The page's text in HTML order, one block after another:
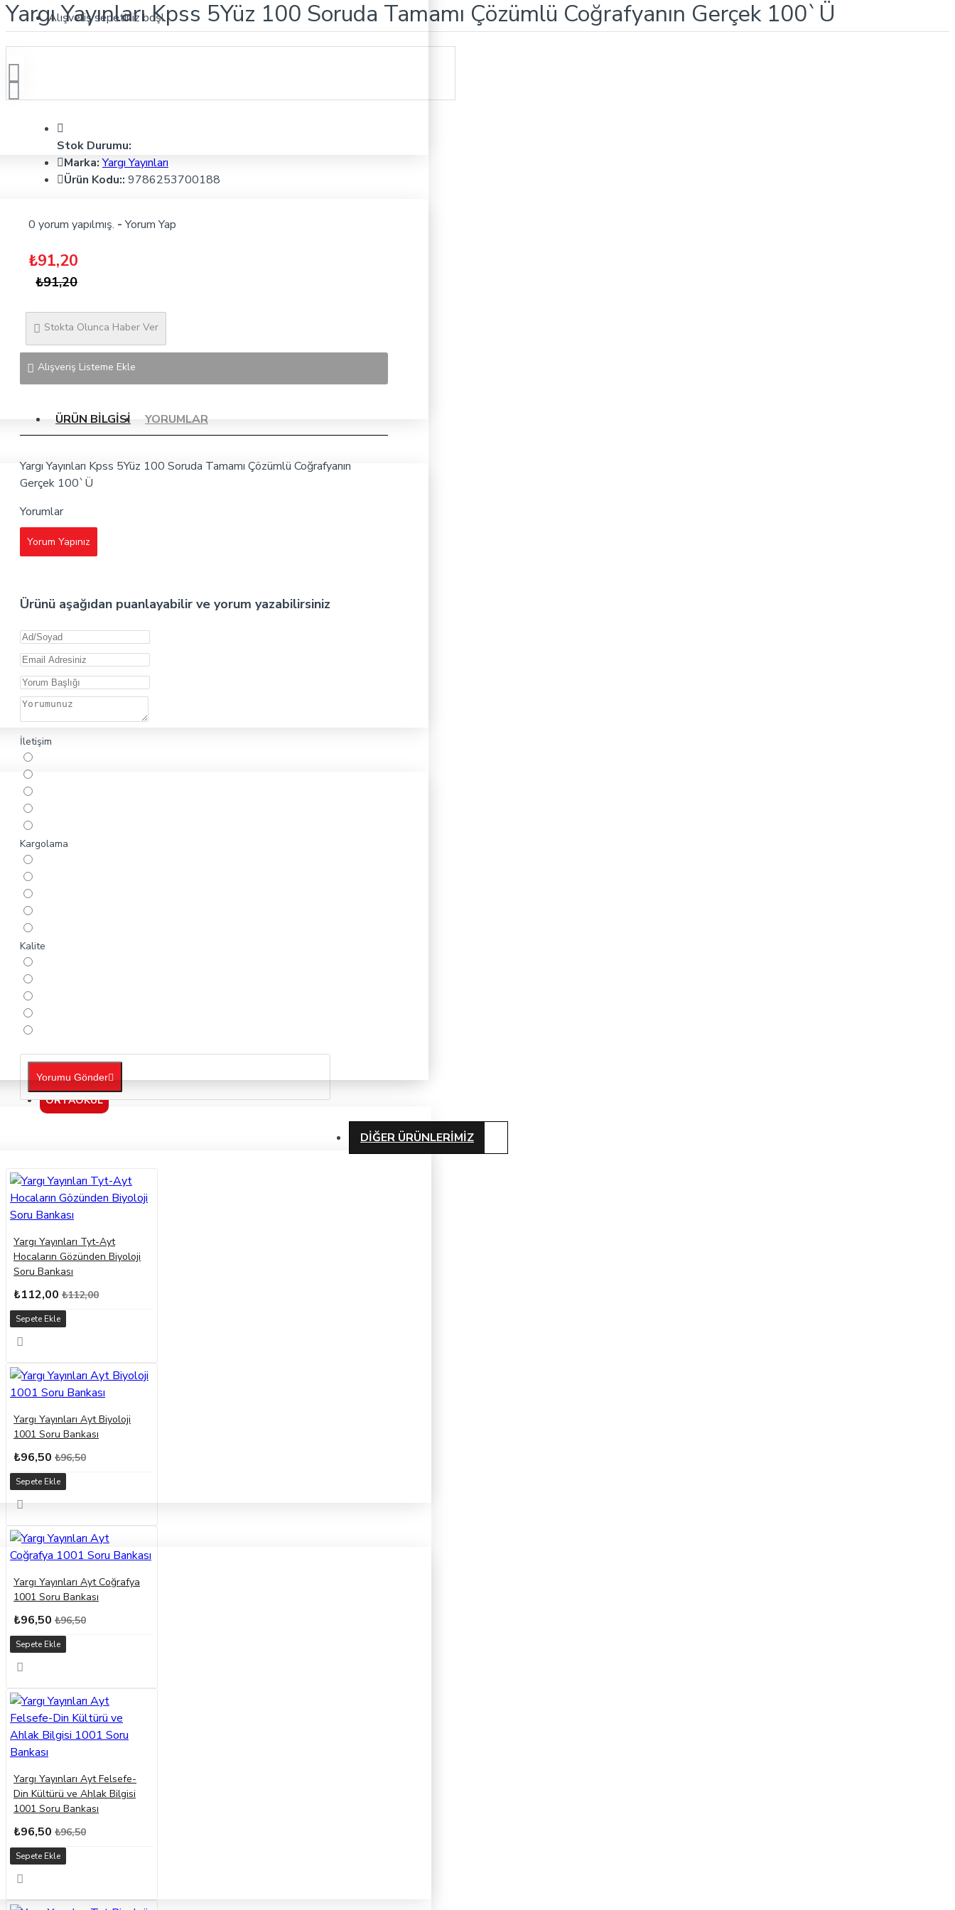
Alışveriş sepetiniz boş!
ORTAOKUL
Yargı Yayınları Kpss 5Yüz 100 Soruda Tamamı Çözümlü Coğrafyanın Gerçek 100`Ü
Stok Durumu:
Marka: Yargı Yayınları
Ürün Kodu:: 9786253700188
0 yorum yapılmış. - Yorum Yap
₺91,20
₺91,20
Stokta Olunca Haber Ver
Alışveriş Listeme Ekle
ÜRÜN BILGISI YORUMLAR
Yargı Yayınları Kpss 5Yüz 100 Soruda Tamamı Çözümlü Coğrafyanın
Gerçek 100`Ü
Yorumlar
Yorum Yapınız
Ürünü aşağıdan puanlayabilir ve yorum yazabilirsiniz
İletişim
Kargolama
Kalite
Yorumu Gönder
DIĞER ÜRÜNLERIMIZ
Yargı Yayınları Tyt-Ayt
Hocaların Gözünden Biyoloji
Soru Bankası
₺112,00 ₺112,00
Sepete Ekle
Yargı Yayınları Ayt Biyoloji
1001 Soru Bankası
₺96,50 ₺96,50
Sepete Ekle
Yargı Yayınları Ayt Coğrafya
1001 Soru Bankası
₺96,50 ₺96,50
Sepete Ekle
Yargı Yayınları Ayt Felsefe-
Din Kültürü ve Ahlak Bilgisi
1001 Soru Bankası
₺96,50 ₺96,50
Sepete Ekle